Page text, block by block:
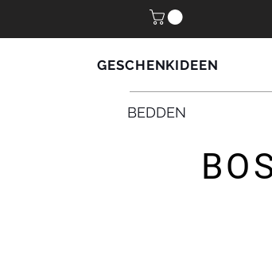
GESCHENKIDEEN
BEDDEN